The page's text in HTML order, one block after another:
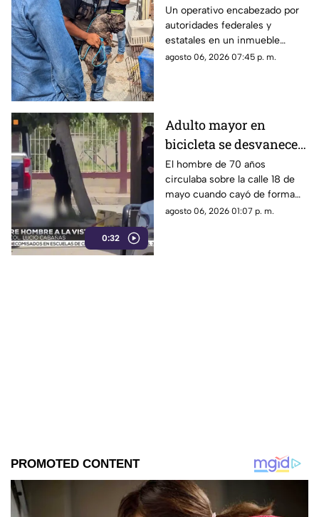
sobre el hallazgo de un
lagarto y un tigre de
bengala en un
autolavado de Juárez
Un operativo encabezado por
autoridades federales y
estatales en un inmueble
habilitado como autolavado en
agosto 06, 2026 07:45 p. m.
0:32
Adulto mayor en
bicicleta se desvanece y
pierde la vida en la
colonia Lucio Cabañas
El hombre de 70 años
circulaba sobre la calle 18 de
mayo cuando cayó de forma
repentina; paramédicos
agosto 06, 2026 01:07 p. m.